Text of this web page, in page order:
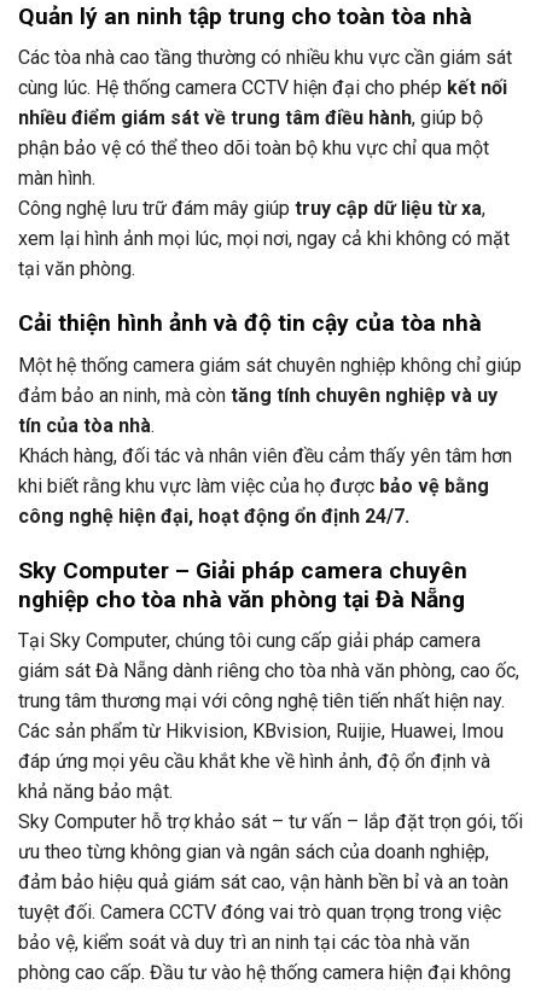
Quản lý an ninh tập trung cho toàn tòa nhà
Các tòa nhà cao tầng thường có nhiều khu vực cần giám sát
cùng lúc. Hệ thống camera CCTV hiện đại cho phép kết nối
nhiều điểm giám sát về trung tâm điều hành, giúp bộ
phận bảo vệ có thể theo dõi toàn bộ khu vực chỉ qua một
màn hình.
Công nghệ lưu trữ đám mây giúp truy cập dữ liệu từ xa,
xem lại hình ảnh mọi lúc, mọi nơi, ngay cả khi không có mặt
tại văn phòng.
Cải thiện hình ảnh và độ tin cậy của tòa nhà
Một hệ thống camera giám sát chuyên nghiệp không chỉ giúp
đảm bảo an ninh, mà còn tăng tính chuyên nghiệp và uy
tín của tòa nhà.
Khách hàng, đối tác và nhân viên đều cảm thấy yên tâm hơn
khi biết rằng khu vực làm việc của họ được bảo vệ bằng
công nghệ hiện đại, hoạt động ổn định 24/7.
Sky Computer – Giải pháp camera chuyên
nghiệp cho tòa nhà văn phòng tại Đà Nẵng
Tại Sky Computer, chúng tôi cung cấp giải pháp camera
giám sát Đà Nẵng dành riêng cho tòa nhà văn phòng, cao ốc,
trung tâm thương mại với công nghệ tiên tiến nhất hiện nay.
Các sản phẩm từ Hikvision, KBvision, Ruijie, Huawei, Imou
đáp ứng mọi yêu cầu khắt khe về hình ảnh, độ ổn định và
khả năng bảo mật.
Sky Computer hỗ trợ khảo sát – tư vấn – lắp đặt trọn gói, tối
ưu theo từng không gian và ngân sách của doanh nghiệp,
đảm bảo hiệu quả giám sát cao, vận hành bền bỉ và an toàn
tuyệt đối. Camera CCTV đóng vai trò quan trọng trong việc
bảo vệ, kiểm soát và duy trì an ninh tại các tòa nhà văn
phòng cao cấp. Đầu tư vào hệ thống camera hiện đại không